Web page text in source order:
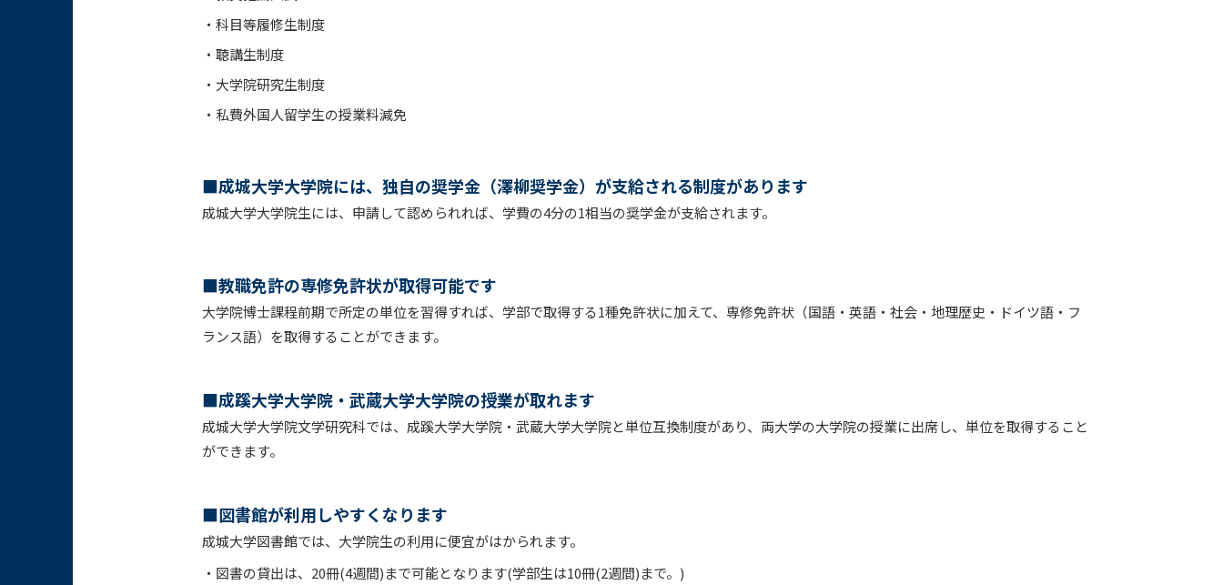
・ 科目等履修生制度
・ 聴講生制度
・ 大学院研究生制度
・ 私費外国人留学生の授業料減免
■成城大学大学院には、独自の奨学金（澤柳奨学金）が支給される制度があります
成城大学大学院生には、申請して認められれば、学費の4分の1相当の奨学金が支給されます。
■教職免許の専修免許状が取得可能です
大学院博士課程前期で所定の単位を習得すれば、学部で取得する1種免許状に加えて、専修免許状（国語・英語・社会・地理歴史・ドイツ語・フ
ランス語）を取得することができます。
■成蹊大学大学院・武蔵大学大学院の授業が取れます
成城大学大学院文学研究科では、成蹊大学大学院・武蔵大学大学院と単位互換制度があり、両大学の大学院の授業に出席し、単位を取得すること
ができます。
■図書館が利用しやすくなります
成城大学図書館では、大学院生の利用に便宜がはかられます。
・ 図書の貸出は、20冊(4週間)まで可能となります(学部生は10冊(2週間)まで。)